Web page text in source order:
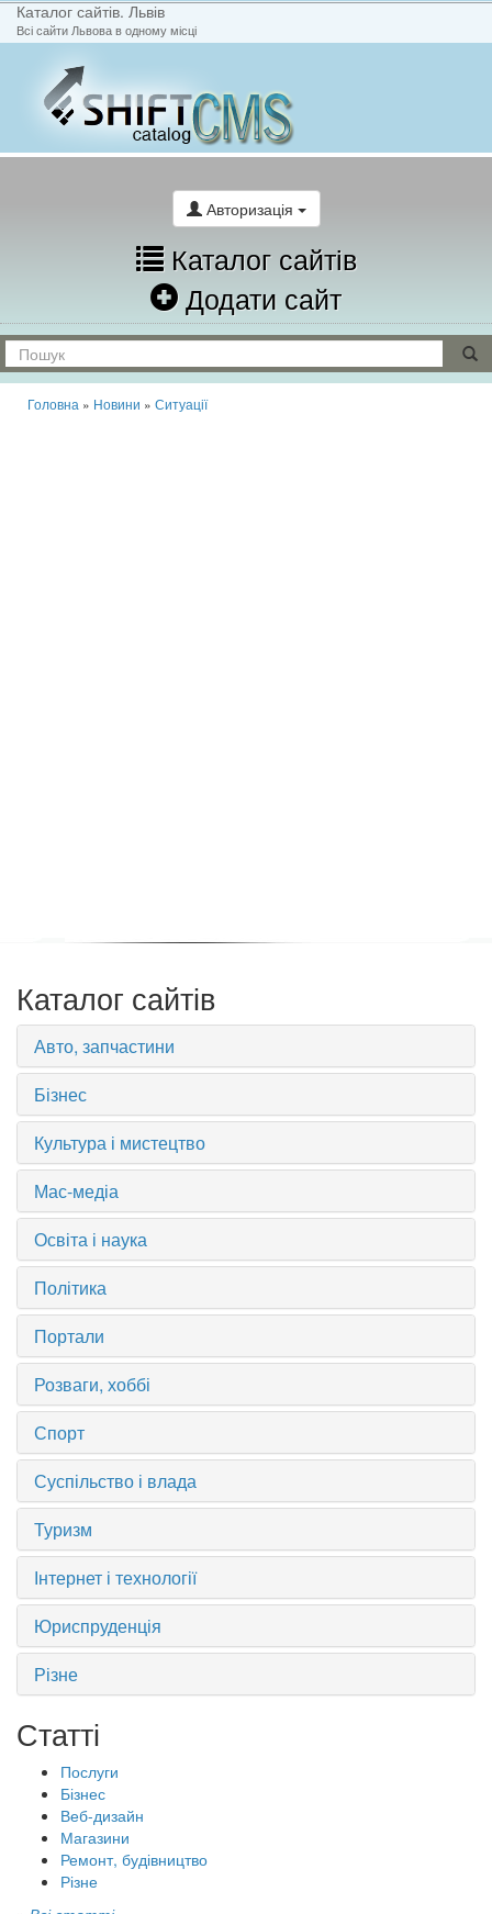
Каталог сайтів. Львів
Всі сайти Львова в одному місці
Авторизація
Каталог сайтів
Додати сайт
Головна » Новини » Ситуації
Каталог сайтів
Авто, запчастини
Бізнес
Культура і мистецтво
Мас-медіа
Освіта і наука
Політика
Портали
Розваги, хоббі
Спорт
Суспільство і влада
Туризм
Інтернет і технології
Юриспруденція
Різне
Статті
Послуги
Бізнес
Веб-дизайн
Магазини
Ремонт, будівництво
Різне